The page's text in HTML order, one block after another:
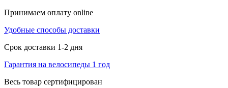
Принимаем оплату online
Удобные способы доставки
Срок доставки 1-2 дня
Гарантия на велосипеды 1 год
Весь товар сертифицирован